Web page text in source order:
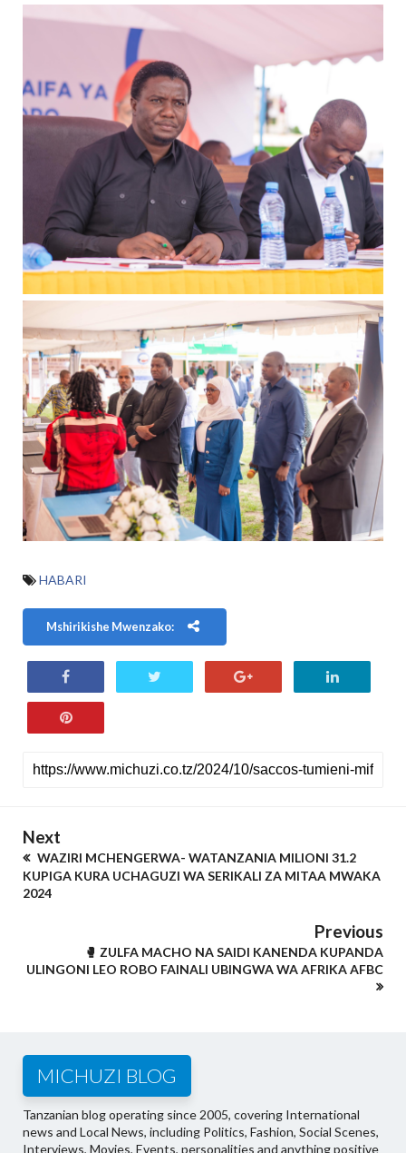
HABARI
Mshirikishe Mwenzako:
Next
WAZIRI MCHENGERWA- WATANZANIA MILIONI 31.2
KUPIGA KURA UCHAGUZI WA SERIKALI ZA MITAA MWAKA
2024
Previous
🥊 ZULFA MACHO NA SAIDI KANENDA KUPANDA
ULINGONI LEO ROBO FAINALI UBINGWA WA AFRIKA AFBC
MICHUZI BLOG
Tanzanian blog operating since 2005, covering International
news and Local News, including Politics, Fashion, Social Scenes,
Interviews, Movies, Events, personalities and anything positive